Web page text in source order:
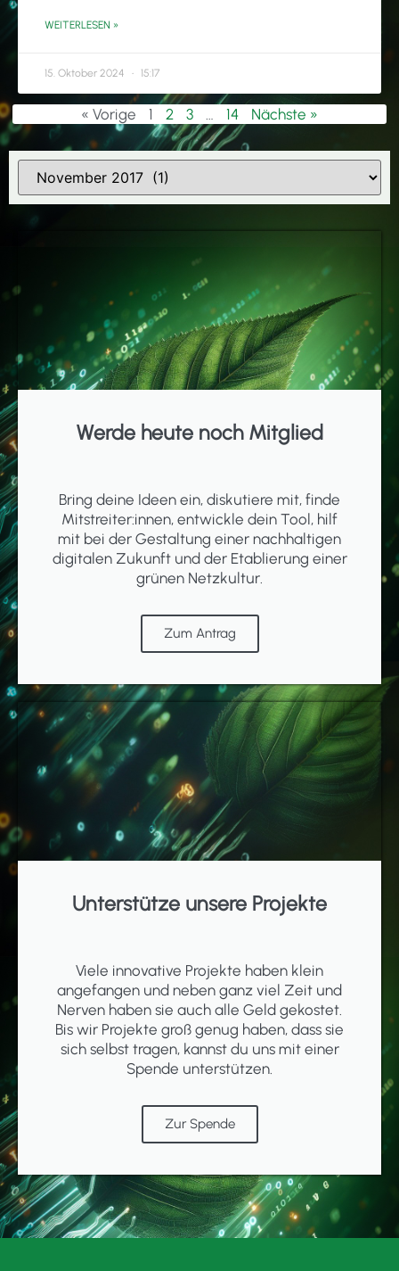
WEITERLESEN »
15. Oktober 2024 15:17
« Vorige 1 2 3 14 Nächste »
Werde heute noch Mitglied
Bring deine Ideen ein, diskutiere mit, finde
Mitstreiter:innen, entwickle dein Tool, hilf
mit bei der Gestaltung einer nachhaltigen
digitalen Zukunft und der Etablierung einer
grünen Netzkultur.
Zum Antrag
Unterstütze unsere Projekte
Viele innovative Projekte haben klein
angefangen und neben ganz viel Zeit und
Nerven haben sie auch alle Geld gekostet.
Bis wir Projekte groß genug haben, dass sie
sich selbst tragen, kannst du uns mit einer
Spende unterstützen.
Zur Spende